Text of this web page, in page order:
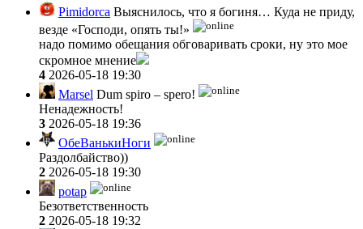
Pimidorca Выяснилось, что я богиня… Куда не приду,
везде «Господи, опять ты!»
надо помимо обещания обговаривать сроки, ну это мое
скромное мнение
4 2026-05-18 19:30
Marsel Dum spiro – spero!
Ненадежность!
3 2026-05-18 19:36
ОбеВанькиНоги
Раздолбайство))
2 2026-05-18 19:30
potap
Безответственность
2 2026-05-18 19:32